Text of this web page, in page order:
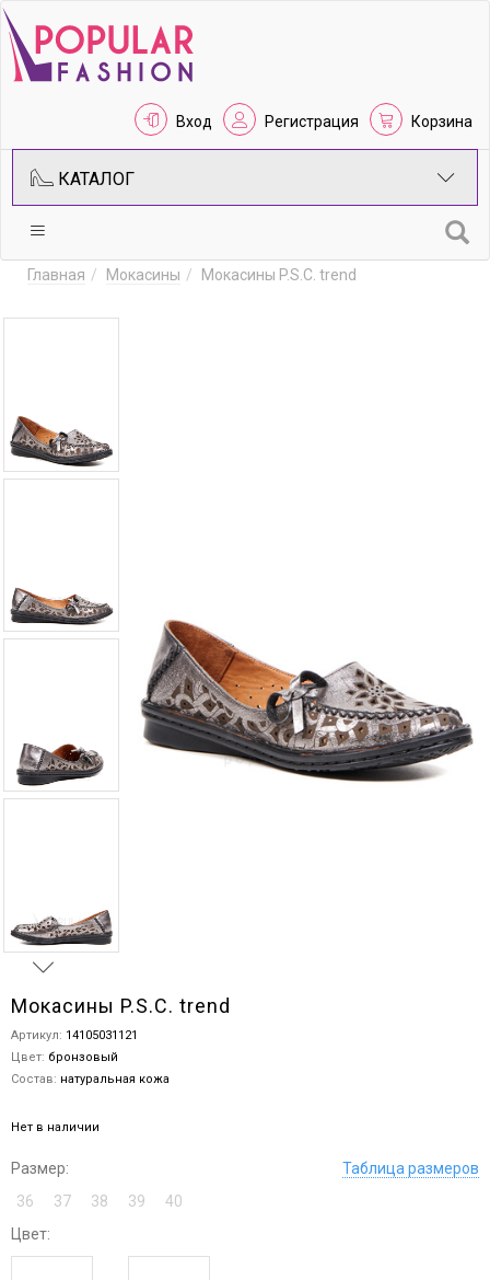
Вход Регистрация Корзина
КАТАЛОГ
Главная Мокасины Мокасины P.S.C. trend
Мокасины P.S.C. trend
Артикул: 14105031121
Цвет: бронзовый
Состав: натуральная кожа
Нет в наличии
Размер:
Таблица размеров
36
37 38 39
40
Цвет: